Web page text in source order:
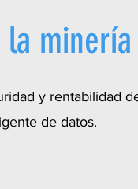
la
y rentabilidad
de datos.